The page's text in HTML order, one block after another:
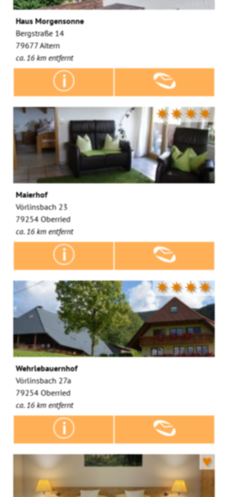
Haus Morgensonne
Bergstraße 14
79677 Aitern
ca. 16 km entfernt
✷✷✷✷
Maierhof
Vörlinsbach 23
79254 Oberried
ca. 16 km entfernt
✷✷✷✷
Wehrlebauernhof
Vörlinsbach 27a
79254 Oberried
ca. 16 km entfernt
♥